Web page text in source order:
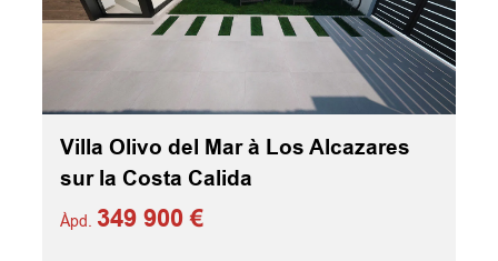
Villa Olivo del Mar à Los Alcazares
sur la Costa Calida
Àpd. 349 900 €